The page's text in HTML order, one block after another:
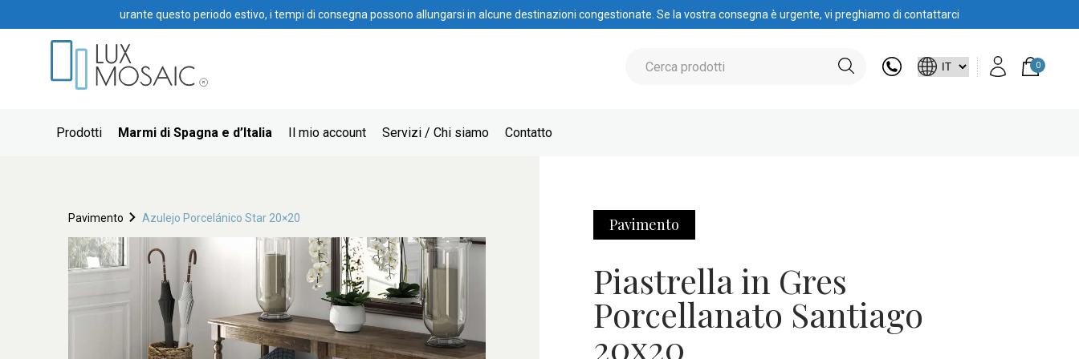
urante questo periodo estivo, i tempi di consegna possono allungarsi in alcune destinazioni congestionate. Se la vostra consegna è urgente, vi preghiamo di contattarci
0
Prodotti Marmi di Spagna e d’Italia Il mio account Servizi / Chi siamo Contatto
Pavimento Azulejo Porcelánico Star 20×20 Pavimento
Piastrella in Gres
Porcellanato Santiago
20x20